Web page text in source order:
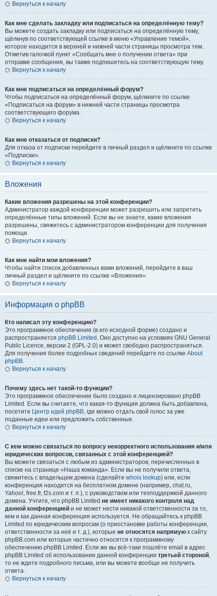
Вернуться к началу
Как мне сделать закладку или подписаться на определённую тему?
Вы можете создать закладку или подписаться на определённую тему,
щёлкнув по соответствующей ссылке в меню «Управление темой»,
которое находится в верхней и нижней части страницы просмотра тем.
Отметив галочкой пункт «Сообщать мне о получении ответа» при
отправке сообщения, вы также подпишетесь на соответствующую тему.
Вернуться к началу
Как мне подписаться на определённый форум?
Чтобы подписаться на определённый форум, щёлкните по ссылке
«Подписаться на форум» в нижней части страницы просмотра
соответствующего форума.
Вернуться к началу
Как мне отказаться от подписки?
Для отказа от подписки перейдите в личный раздел и щёлкните по ссылке
«Подписки».
Вернуться к началу
Вложения
Какие вложения разрешены на этой конференции?
Администратор каждой конференции может разрешить или запретить
определённые типы вложений. Если вы не знаете, какие вложения
разрешены, свяжитесь с администратором конференции для получения
помощи.
Вернуться к началу
Как мне найти мои вложения?
Чтобы найти список добавленных вами вложений, перейдите в ваш
личный раздел и щёлкните по ссылке «Вложения».
Вернуться к началу
Информация о phpBB
Кто написал эту конференцию?
Это программное обеспечение (в его исходной форме) создано и
распространяется phpBB Limited . Оно доступно на условиях GNU General
Public Licence, версии 2 (GPL-2.0) и может свободно распространяться.
Для получения более подробных сведений перейдите по ссылке About
phpBB.
Вернуться к началу
Почему здесь нет такой-то функции?
Это программное обеспечение было создано и лицензировано phpBB
Limited. Если вы считаете, что какая-то функция должна быть добавлена,
посетите Центр идей phpBB, где можно отдать свой голос за уже
поданные идеи или предложить собственные.
Вернуться к началу
С кем можно связаться по вопросу некорректного использования и/или
юридических вопросов, связанных с этой конференцией?
Вы можете связаться с любым из администраторов, перечисленных в
списке на странице «Наша команда». Если вы не получили ответа,
свяжитесь с владельцем домена (сделайте whois lookup) или, если
конференция находится на бесплатном домене (например, chat.ru,
Yahoo!, free.fr, f2s.com и т. п.), с руководством или техподдержкой данного
домена. Учтите, что phpBB Limited не имеет никакого контроля над
данной конференцией и не может нести никакой ответственности за то,
кем и как данная конференция используется. Не обращайтесь к phpBB
Limited по юридическим вопросам (о приостановке работы конференции,
ответственности за неё и т. д.), которые не относятся напрямую к сайту
phpBB.com или которые частично относятся к программному
обеспечению phpBB Limited. Если же вы всё-таки пошлёте email в адрес
phpBB Limited об использовании данной конференции третьей стороной,
то не ждите подробного письма, или вы можете вообще не получить
ответа.
Вернуться к началу